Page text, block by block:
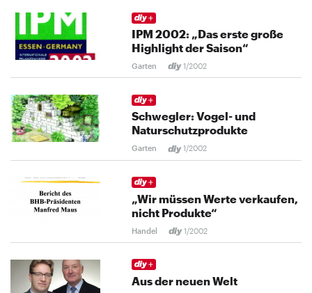
IPM 2002: „Das erste große
Highlight der Saison“
Garten 1/2002
Schwegler: Vogel- und
Naturschutzprodukte
Garten 1/2002
„Wir müssen Werte verkaufen,
nicht Produkte“
Handel 1/2002
Aus der neuen Welt